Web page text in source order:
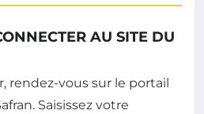
AU SITE DU
rendez-vous sur le portail
Saisissez votre